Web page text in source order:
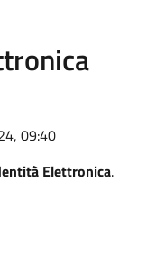
09:40
Elettronica.